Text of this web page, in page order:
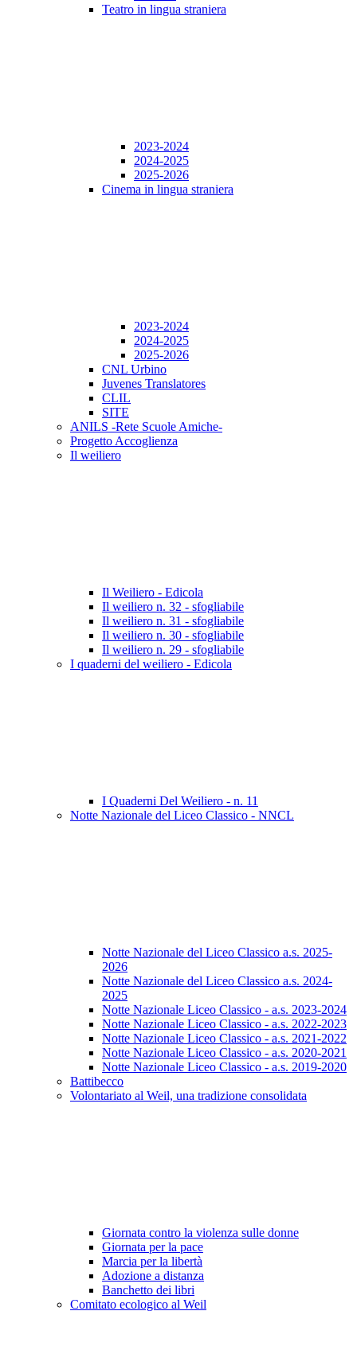
Teatro in lingua straniera
2023-2024
2024-2025
2025-2026
Cinema in lingua straniera
2023-2024
2024-2025
2025-2026
CNL Urbino
Juvenes Translatores
CLIL
SITE
ANILS -Rete Scuole Amiche-
Progetto Accoglienza
Il weiliero
Il Weiliero - Edicola
Il weiliero n. 32 - sfogliabile
Il weiliero n. 31 - sfogliabile
Il weiliero n. 30 - sfogliabile
Il weiliero n. 29 - sfogliabile
I quaderni del weiliero - Edicola
I Quaderni Del Weiliero - n. 11
Notte Nazionale del Liceo Classico - NNCL
Notte Nazionale del Liceo Classico a.s. 2025-
2026
Notte Nazionale del Liceo Classico a.s. 2024-
2025
Notte Nazionale Liceo Classico - a.s. 2023-2024
Notte Nazionale Liceo Classico - a.s. 2022-2023
Notte Nazionale Liceo Classico - a.s. 2021-2022
Notte Nazionale Liceo Classico - a.s. 2020-2021
Notte Nazionale Liceo Classico - a.s. 2019-2020
Battibecco
Volontariato al Weil, una tradizione consolidata
Giornata contro la violenza sulle donne
Giornata per la pace
Marcia per la libertà
Adozione a distanza
Banchetto dei libri
Comitato ecologico al Weil